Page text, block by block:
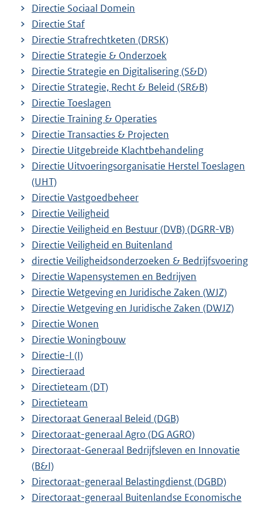
Directie Sociaal Domein
Directie Staf
Directie Strafrechtketen (DRSK)
Directie Strategie & Onderzoek
Directie Strategie en Digitalisering (S&D)
Directie Strategie, Recht & Beleid (SR&B)
Directie Toeslagen
Directie Training & Operaties
Directie Transacties & Projecten
Directie Uitgebreide Klachtbehandeling
Directie Uitvoeringsorganisatie Herstel Toeslagen
(UHT)
Directie Vastgoedbeheer
Directie Veiligheid
Directie Veiligheid en Bestuur (DVB) (DGRR-VB)
Directie Veiligheid en Buitenland
directie Veiligheidsonderzoeken & Bedrijfsvoering
Directie Wapensystemen en Bedrijven
Directie Wetgeving en Juridische Zaken (WJZ)
Directie Wetgeving en Juridische Zaken (DWJZ)
Directie Wonen
Directie Woningbouw
Directie-I (I)
Directieraad
Directieteam (DT)
Directieteam
Directoraat Generaal Beleid (DGB)
Directoraat-generaal Agro (DG AGRO)
Directoraat-Generaal Bedrijfsleven en Innovatie
(B&I)
Directoraat-generaal Belastingdienst (DGBD)
Directoraat-generaal Buitenlandse Economische